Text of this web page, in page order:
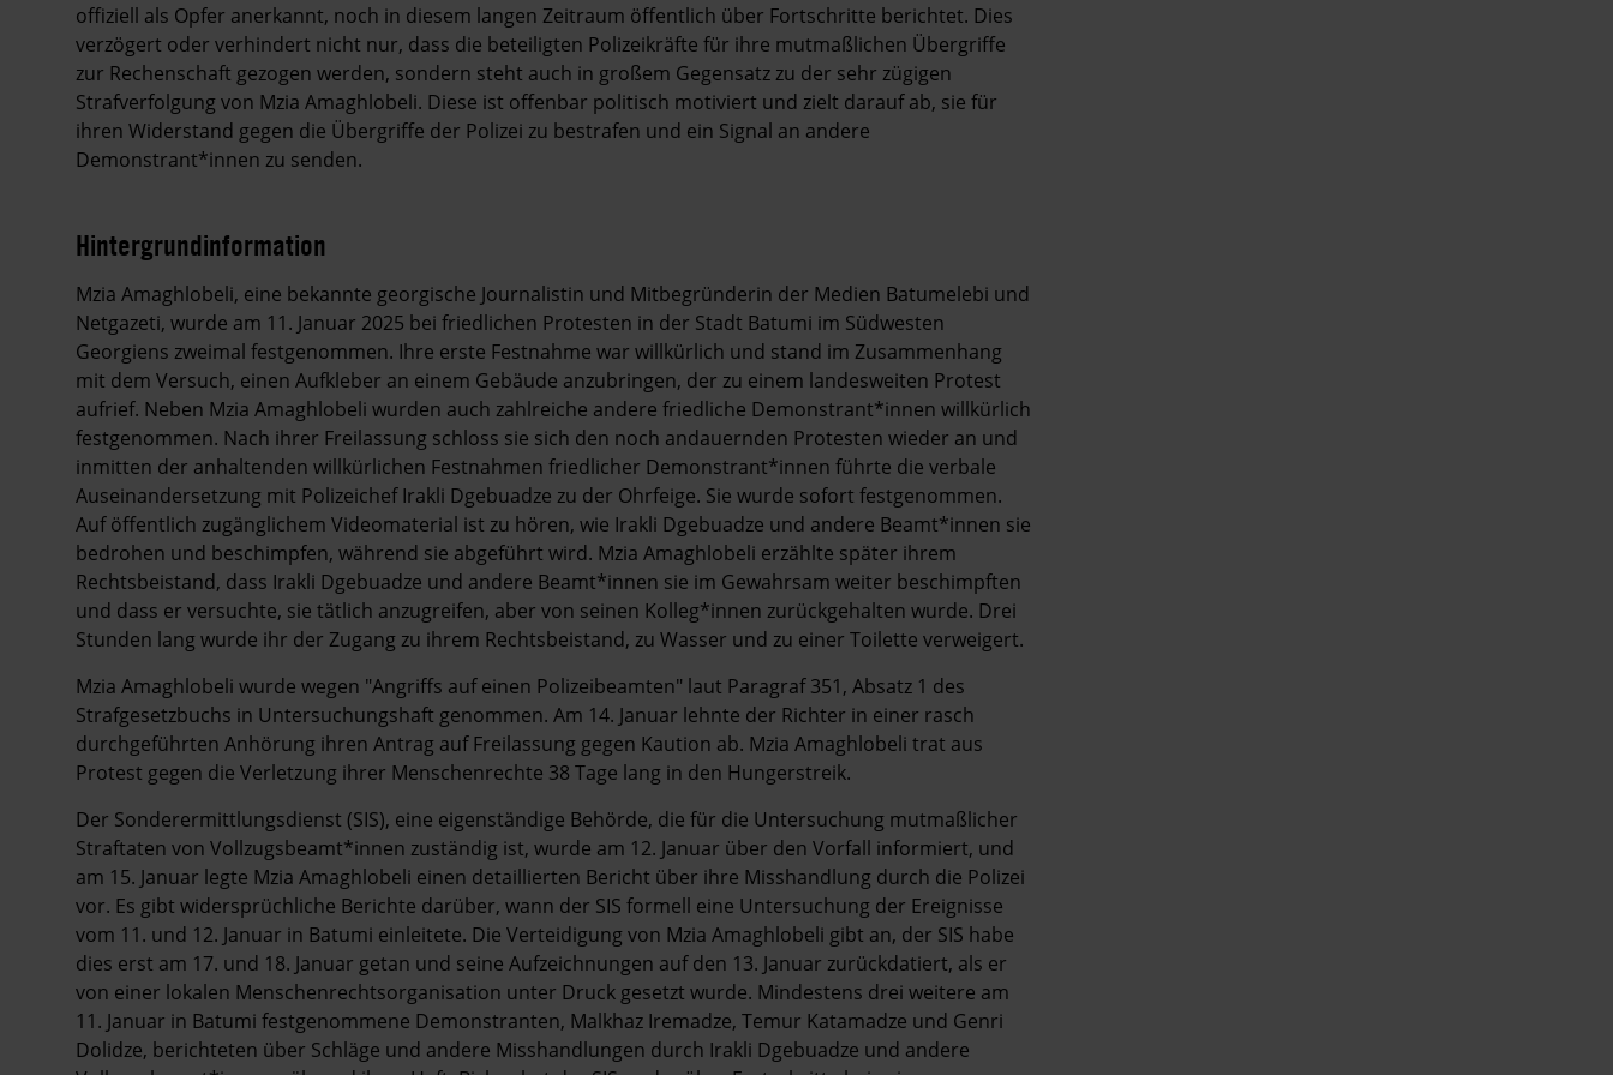
offiziell als Opfer anerkannt, noch in diesem langen Zeitraum öffentlich über Fortschritte berichtet. Dies
verzögert oder verhindert nicht nur, dass die beteiligten Polizeikräfte für ihre mutmaßlichen Übergriffe
zur Rechenschaft gezogen werden, sondern steht auch in großem Gegensatz zu der sehr zügigen
Strafverfolgung von Mzia Amaghlobeli. Diese ist offenbar politisch motiviert und zielt darauf ab, sie für
ihren Widerstand gegen die Übergriffe der Polizei zu bestrafen und ein Signal an andere
Demonstrant*innen zu senden.
Hintergrundinformation
Hintergrund
Mzia Amaghlobeli, eine bekannte georgische Journalistin und Mitbegründerin der Medien Batumelebi und
Netgazeti, wurde am 11. Januar 2025 bei friedlichen Protesten in der Stadt Batumi im Südwesten
Georgiens zweimal festgenommen. Ihre erste Festnahme war willkürlich und stand im Zusammenhang
mit dem Versuch, einen Aufkleber an einem Gebäude anzubringen, der zu einem landesweiten Protest
aufrief. Neben Mzia Amaghlobeli wurden auch zahlreiche andere friedliche Demonstrant*innen willkürlich
festgenommen. Nach ihrer Freilassung schloss sie sich den noch andauernden Protesten wieder an und
inmitten der anhaltenden willkürlichen Festnahmen friedlicher Demonstrant*innen führte die verbale
Auseinandersetzung mit Polizeichef Irakli Dgebuadze zu der Ohrfeige. Sie wurde sofort festgenommen.
Auf öffentlich zugänglichem Videomaterial ist zu hören, wie Irakli Dgebuadze und andere Beamt*innen sie
bedrohen und beschimpfen, während sie abgeführt wird. Mzia Amaghlobeli erzählte später ihrem
Rechtsbeistand, dass Irakli Dgebuadze und andere Beamt*innen sie im Gewahrsam weiter beschimpften
und dass er versuchte, sie tätlich anzugreifen, aber von seinen Kolleg*innen zurückgehalten wurde. Drei
Stunden lang wurde ihr der Zugang zu ihrem Rechtsbeistand, zu Wasser und zu einer Toilette verweigert.
Mzia Amaghlobeli wurde wegen "Angriffs auf einen Polizeibeamten" laut Paragraf 351, Absatz 1 des
Strafgesetzbuchs in Untersuchungshaft genommen. Am 14. Januar lehnte der Richter in einer rasch
durchgeführten Anhörung ihren Antrag auf Freilassung gegen Kaution ab. Mzia Amaghlobeli trat aus
Protest gegen die Verletzung ihrer Menschenrechte 38 Tage lang in den Hungerstreik.
Der Sonderermittlungsdienst (SIS), eine eigenständige Behörde, die für die Untersuchung mutmaßlicher
Straftaten von Vollzugsbeamt*innen zuständig ist, wurde am 12. Januar über den Vorfall informiert, und
am 15. Januar legte Mzia Amaghlobeli einen detaillierten Bericht über ihre Misshandlung durch die Polizei
vor. Es gibt widersprüchliche Berichte darüber, wann der SIS formell eine Untersuchung der Ereignisse
vom 11. und 12. Januar in Batumi einleitete. Die Verteidigung von Mzia Amaghlobeli gibt an, der SIS habe
dies erst am 17. und 18. Januar getan und seine Aufzeichnungen auf den 13. Januar zurückdatiert, als er
von einer lokalen Menschenrechtsorganisation unter Druck gesetzt wurde. Mindestens drei weitere am
11. Januar in Batumi festgenommene Demonstranten, Malkhaz Iremadze, Temur Katamadze und Genri
Dolidze, berichteten über Schläge und andere Misshandlungen durch Irakli Dgebuadze und andere